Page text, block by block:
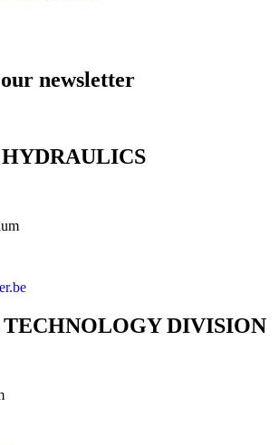
newsletter
DIVISION